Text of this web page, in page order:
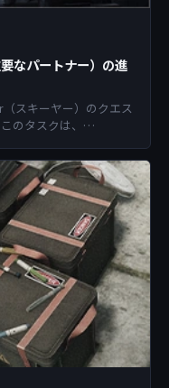
なパートナー）の進
スキーヤー）のクエス
のタスクは、